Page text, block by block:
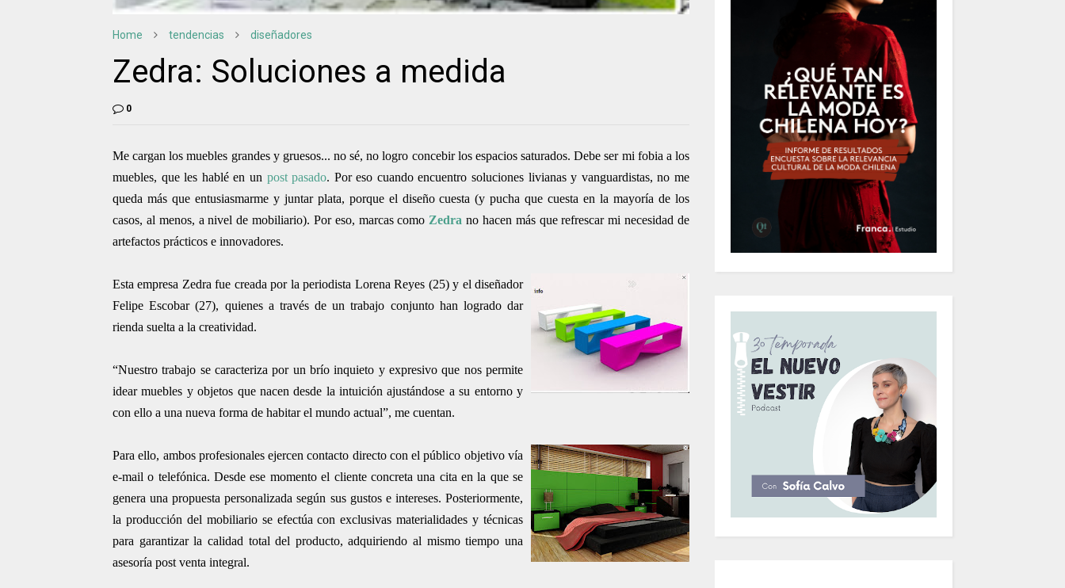
Home tendencias diseñadores
Zedra: Soluciones a medida
0
Me cargan los muebles grandes y gruesos... no sé, no logro concebir los espacios saturados. Debe ser mi fobia a los
muebles, que les hablé en un post pasado. Por eso cuando encuentro soluciones livianas y vanguardistas, no me
queda más que entusiasmarme y juntar plata, porque el diseño cuesta (y pucha que cuesta en la mayoría de los
casos, al menos, a nivel de mobiliario). Por eso, marcas como Zedra no hacen más que refrescar mi necesidad de
artefactos prácticos e innovadores.
Esta empresa Zedra fue creada por la periodista Lorena Reyes (25) y el diseñador
Felipe Escobar (27), quienes a través de un trabajo conjunto han logrado dar
rienda suelta a la creatividad.
“Nuestro trabajo se caracteriza por un brío inquieto y expresivo que nos permite
idear muebles y objetos que nacen desde la intuición ajustándose a su entorno y
con ello a una nueva forma de habitar el mundo actual”, me cuentan.
Para ello, ambos profesionales ejercen contacto directo con el público objetivo vía
e-mail o telefónica. Desde ese momento el cliente concreta una cita en la que se
genera una propuesta personalizada según sus gustos e intereses. Posteriormente,
la producción del mobiliario se efectúa con exclusivas materialidades y técnicas
para garantizar la calidad total del producto, adquiriendo al mismo tiempo una
asesoría post venta integral.